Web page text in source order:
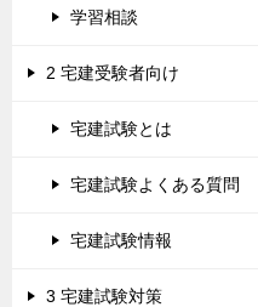
学習相談
2 宅建受験者向け
宅建試験とは
宅建試験よくある質問
宅建試験情報
3 宅建試験対策